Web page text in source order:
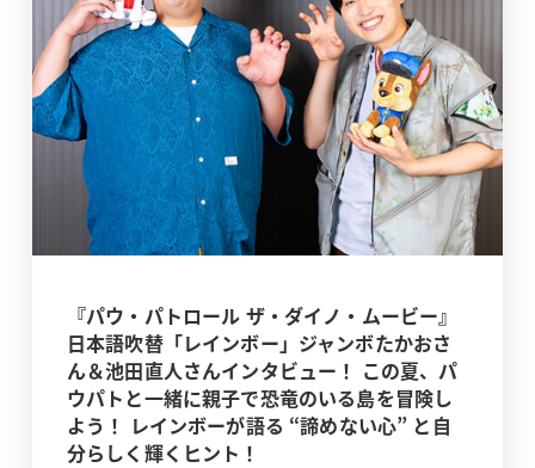
『パウ・パトロール ザ・ダイノ・ムービー』
日本語吹替「レインボー」ジャンボたかおさ
ん＆池田直人さんインタビュー！ この夏、パ
ウパトと一緒に親子で恐竜のいる島を冒険し
よう！ レインボーが語る “諦めない心” と自
分らしく輝くヒント！